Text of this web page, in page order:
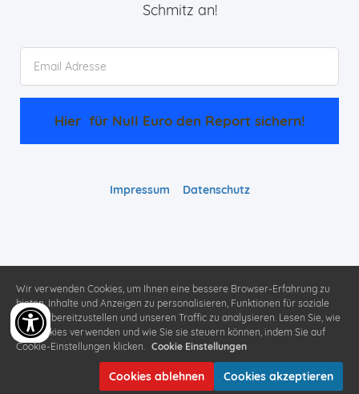
Schmitz an!
Hier  für Null Euro den Report sichern!
Impressum Datenschutz
Wir verwenden Cookies, um Ihnen eine bessere Browser-Erfahrung zu
bieten, Inhalte und Anzeigen zu personalisieren, Funktionen für soziale
Medien bereitzustellen und unseren Traffic zu analysieren. Lesen Sie, wie
wir Cookies verwenden und wie Sie sie steuern können, indem Sie auf
Cookie-Einstellungen klicken. Cookie Einstellungen
Cookies ablehnen Cookies akzeptieren